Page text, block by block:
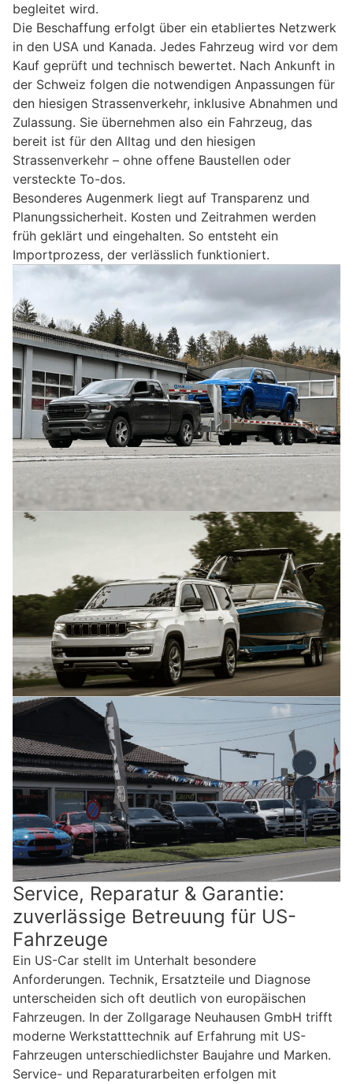
begleitet wird.
Die Beschaffung erfolgt über ein etabliertes Netzwerk
in den USA und Kanada. Jedes Fahrzeug wird vor dem
Kauf geprüft und technisch bewertet. Nach Ankunft in
der Schweiz folgen die notwendigen Anpassungen für
den hiesigen Strassenverkehr, inklusive Abnahmen und
Zulassung. Sie übernehmen also ein Fahrzeug, das
bereit ist für den Alltag und den hiesigen
Strassenverkehr – ohne offene Baustellen oder
versteckte To-dos.
Besonderes Augenmerk liegt auf Transparenz und
Planungssicherheit. Kosten und Zeitrahmen werden
früh geklärt und eingehalten. So entsteht ein
Importprozess, der verlässlich funktioniert.
Service, Reparatur & Garantie:
zuverlässige Betreuung für US-
Fahrzeuge
Ein US-Car stellt im Unterhalt besondere
Anforderungen. Technik, Ersatzteile und Diagnose
unterscheiden sich oft deutlich von europäischen
Fahrzeugen. In der Zollgarage Neuhausen GmbH trifft
moderne Werkstatttechnik auf Erfahrung mit US-
Fahrzeugen unterschiedlichster Baujahre und Marken.
Service- und Reparaturarbeiten erfolgen mit